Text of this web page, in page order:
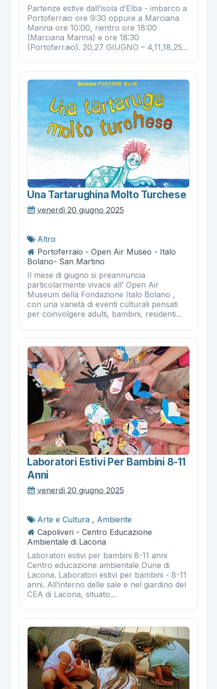
Partenze estive dall’isola d’Elba - imbarco a
Portoferraio ore 9:30 oppure a Marciana
Marina ore 10:00, rientro ore 18:00
(Marciana Marina) e ore 18:30
(Portoferraio). 20,27 GIUGNO – 4,11,18,25...
Una Tartarughina Molto Turchese
venerdì 20 giugno 2025
Altro
Portoferraio - Open Air Museo - Italo
Bolano- San Martino
Il mese di giugno si preannuncia
particolarmente vivace all’ Open Air
Museum della Fondazione Italo Bolano ,
con una varietà di eventi culturali pensati
per coinvolgere adulti, bambini, residenti...
Laboratori Estivi Per Bambini 8-11
Anni
venerdì 20 giugno 2025
Arte e Cultura , Ambiente
Capoliveri - Centro Educazione
Ambientale di Lacona
Laboratori estivi per bambini 8-11 anni
Centro educazione ambientale Dune di
Lacona. Laboratori estivi per bambini - 8-11
anni. All’interno delle sale e nel giardino del
CEA di Lacona, situato...